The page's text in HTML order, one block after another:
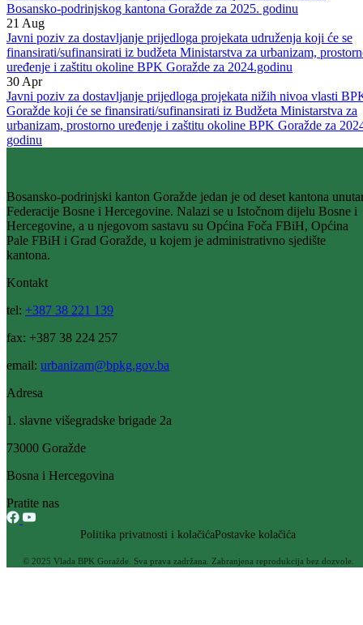
Javni poziv za dostavljanje prijedloga projekata javnih preduzeća i
javnih ustanova koji će se finansirati/sufinansirati iz Budžeta
Ministarstva za urbanizam, prostorno uređenje i zaštitu okoline
Bosansko-podrinjskog kantona Goražde za 2025. godinu
21Aug
Javni poziv za dostavljanje prijedloga projekata udruženja koji će se
finansirati/sufinansirati iz budžeta Ministarstva za urbanizam,
uređenje i zaštitu okoline BPK Goražde za 2024.godinu
30Apr
Javni poziv za dostavljanje prijedloga projekata nižih nivoa vlasti